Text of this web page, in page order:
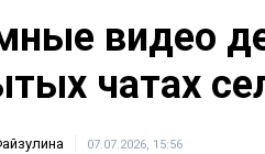
видео
чатах
07.07.2026, 15:56